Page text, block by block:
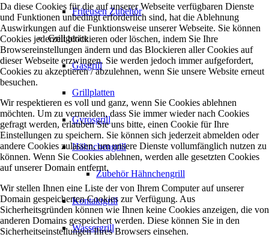
Friteusen Zubehör
Grillgeräte
Gasgrill
Grillplatten
Gyrosgrill
Hähnchengrill
Zubehör Hähnchengrill
Kontaktgrill
Wassergrill
Da diese Cookies für die auf unserer Webseite verfügbaren Dienste
und Funktionen unbedingt erforderlich sind, hat die Ablehnung
Auswirkungen auf die Funktionsweise unserer Webseite. Sie können
Cookies jederzeit blockieren oder löschen, indem Sie Ihre
Browsereinstellungen ändern und das Blockieren aller Cookies auf
dieser Webseite erzwingen. Sie werden jedoch immer aufgefordert,
Cookies zu akzeptieren / abzulehnen, wenn Sie unsere Website erneut
besuchen.
Wir respektieren es voll und ganz, wenn Sie Cookies ablehnen
möchten. Um zu vermeiden, dass Sie immer wieder nach Cookies
gefragt werden, erlauben Sie uns bitte, einen Cookie für Ihre
Einstellungen zu speichern. Sie können sich jederzeit abmelden oder
andere Cookies zulassen, um unsere Dienste vollumfänglich nutzen zu
können. Wenn Sie Cookies ablehnen, werden alle gesetzten Cookies
auf unserer Domain entfernt.
Wir stellen Ihnen eine Liste der von Ihrem Computer auf unserer
Domain gespeicherten Cookies zur Verfügung. Aus
Sicherheitsgründen können wie Ihnen keine Cookies anzeigen, die von
anderen Domains gespeichert werden. Diese können Sie in den
Sicherheitseinstellungen Ihres Browsers einsehen.